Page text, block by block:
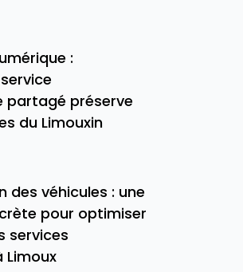
:
partagé préserve
du Limouxin
des véhicules : une
pour optimiser
services
Limoux